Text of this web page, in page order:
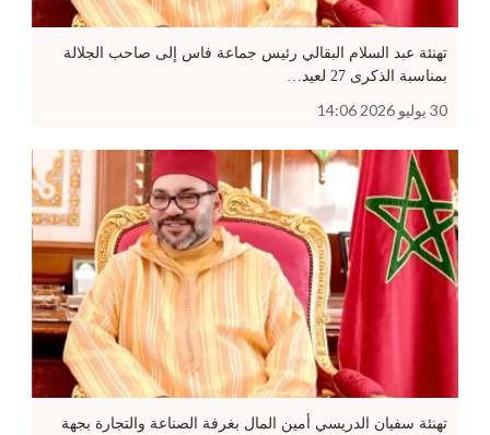
تهنئة عبد السلام البقالي رئيس جماعة فاس إلى صاحب الجلالة
بمناسبة الذكرى 27 لعيد…
30 يوليو 2026 14:06
تهنئة سفيان الدريسي أمين المال بغرفة الصناعة والتجارة بجهة